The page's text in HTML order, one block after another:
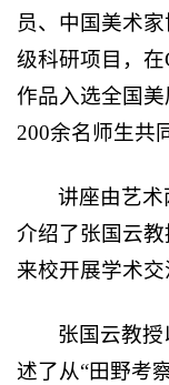
员、中国美术
级科研项目，
作品入选全国
200余名师生共
讲座由艺
介绍了张国云
来校开展学术交
张国云教授
述了从“田野考